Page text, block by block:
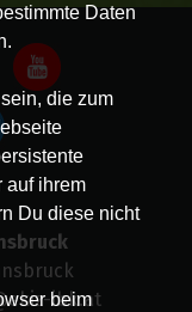
Daten
die zum
auf ihrem
Du diese nicht
beim
ibk.at